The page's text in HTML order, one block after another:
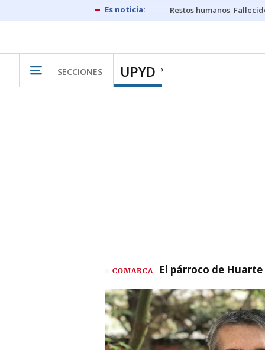
Restos humanos
SECCIONES UPYD
COMARCA El párroco de